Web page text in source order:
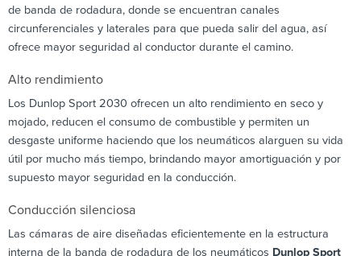
de banda de rodadura, donde se encuentran canales
circunferenciales y laterales para que pueda salir del agua, así
ofrece mayor seguridad al conductor durante el camino.
Alto rendimiento
Los Dunlop Sport 2030 ofrecen un alto rendimiento en seco y
mojado, reducen el consumo de combustible y permiten un
desgaste uniforme haciendo que los neumáticos alarguen su vida
útil por mucho más tiempo, brindando mayor amortiguación y por
supuesto mayor seguridad en la conducción.
Conducción silenciosa
Las cámaras de aire diseñadas eficientemente en la estructura
interna de la banda de rodadura de los neumáticos Dunlop Sport